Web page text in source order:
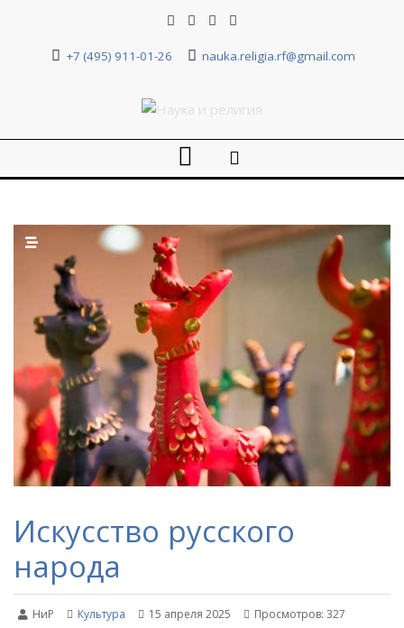
+7 (495) 911-01-26 nauka.religia.rf@gmail.com
Искусство русского
народа
НиР Культура 15 апреля 2025 Просмотров: 327